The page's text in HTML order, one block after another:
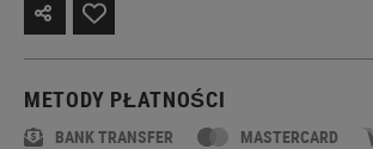
METODY PŁATNOŚCI
BANK TRANSFER MASTERCARD